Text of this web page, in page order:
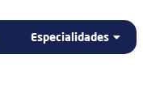
Especialidades